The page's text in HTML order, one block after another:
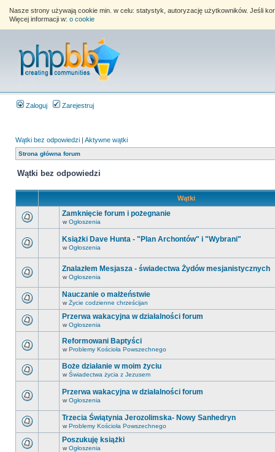
Nasze strony używają cookie min. w celu: statystyk, autoryzację użytkowników. Jeśli
Więcej informacji w: o cookie
Zaloguj Zarejestruj
Wątki bez odpowiedzi | Aktywne wątki
Strona główna forum
Wątki bez odpowiedzi
Wątki
Zamknięcie forum i pożegnanie
w Ogłoszenia
Książki Dave Hunta - "Plan Archontów" i "Wybrani"
w Ogłoszenia
Znalazłem Mesjasza - świadectwa Żydów mesjanistycznych
w Ogłoszenia
Nauczanie o małżeństwie
w Życie codzienne chrześcijan
Przerwa wakacyjna w działalności forum
w Ogłoszenia
Reformowani Baptyści
w Problemy Kościoła Powszechnego
Boże działanie w moim życiu
w Świadectwa życia z Jezusem
Przerwa wakacyjna w działalności forum
w Ogłoszenia
Trzecia Świątynia Jerozolimska- Nowy Sanhedryn
w Problemy Kościoła Powszechnego
Poszukuję książki
w Ogłoszenia